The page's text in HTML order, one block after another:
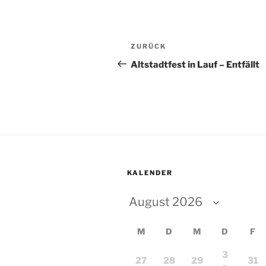
Beitragsnavigation
Vorheriger
Beitrag
ZURÜCK
Altstadtfest in Lauf – Entfällt
KALENDER
M D M D F
27 28 29
3
31